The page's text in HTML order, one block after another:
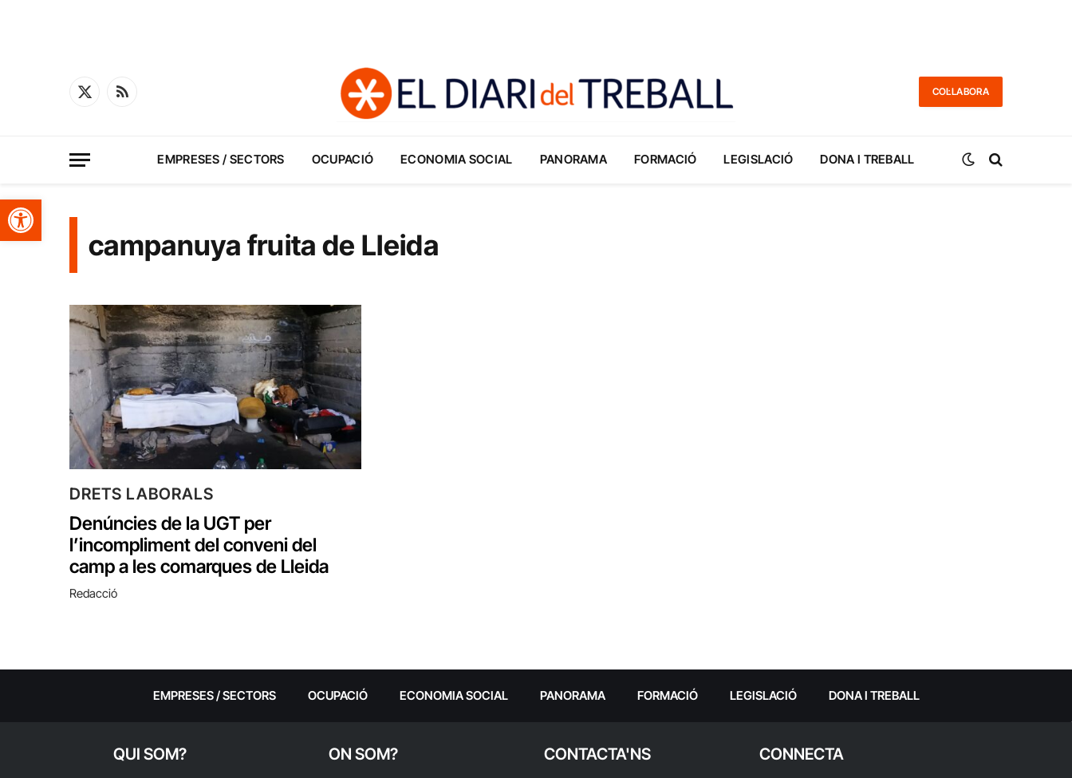
Obre la barra d'eines
X
RSS
COL·LABORA
EMPRESES / SECTORS OCUPACIÓ ECONOMIA SOCIAL PANORAMA FORMACIÓ LEGISLACIÓ DONA I TREBALL
campanuya fruita de Lleida
DRETS LABORALS
Denúncies de la UGT per
l’incompliment del conveni del
camp a les comarques de Lleida
Redacció
EMPRESES / SECTORS OCUPACIÓ ECONOMIA SOCIAL PANORAMA FORMACIÓ LEGISLACIÓ DONA I TREBALL
QUI SOM? ON SOM? CONTACTA'NS CONNECTA